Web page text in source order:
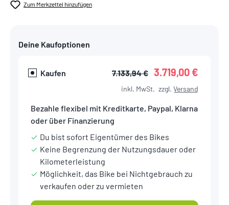
Zum Merkzettel hinzufügen
Deine Kaufoptionen
Kaufen 7.133,94 € 3.719,00 €
inkl. MwSt. zzgl. Versand
Bezahle flexibel mit Kreditkarte, Paypal, Klarna
oder über Finanzierung
Du bist sofort Eigentümer des Bikes
Keine Begrenzung der Nutzungsdauer oder
Kilometerleistung
Möglichkeit, das Bike bei Nichtgebrauch zu
verkaufen oder zu vermieten